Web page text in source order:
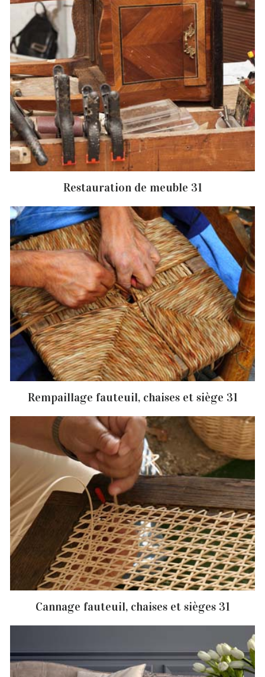
Restauration de meuble 31
Rempaillage fauteuil, chaises et siège 31
Cannage fauteuil, chaises et sièges 31